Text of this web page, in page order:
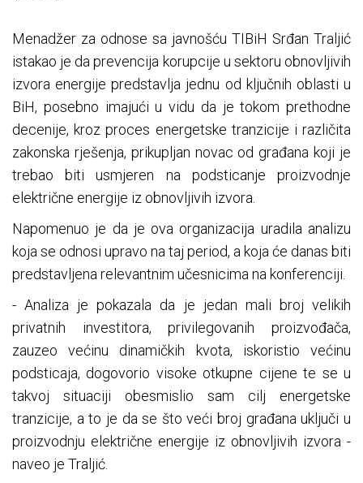
Menadžer za odnose sa javnošću TIBiH Srđan Traljić
istakao je da prevencija korupcije u sektoru obnovljivih
izvora energije predstavlja jednu od ključnih oblasti u
BiH, posebno imajući u vidu da je tokom prethodne
decenije, kroz proces energetske tranzicije i različita
zakonska rješenja, prikupljan novac od građana koji je
trebao biti usmjeren na podsticanje proizvodnje
električne energije iz obnovljivih izvora.
Napomenuo je da je ova organizacija uradila analizu
koja se odnosi upravo na taj period, a koja će danas biti
predstavljena relevantnim učesnicima na konferenciji.
- Analiza je pokazala da je jedan mali broj velikih
privatnih investitora, privilegovanih proizvođača,
zauzeo većinu dinamičkih kvota, iskoristio većinu
podsticaja, dogovorio visoke otkupne cijene te se u
takvoj situaciji obesmislio sam cilj energetske
tranzicije, a to je da se što veći broj građana uključi u
proizvodnju električne energije iz obnovljivih izvora -
naveo je Traljić.